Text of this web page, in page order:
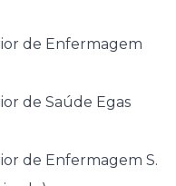
de Enfermagem
de Saúde Egas
de Enfermagem S.